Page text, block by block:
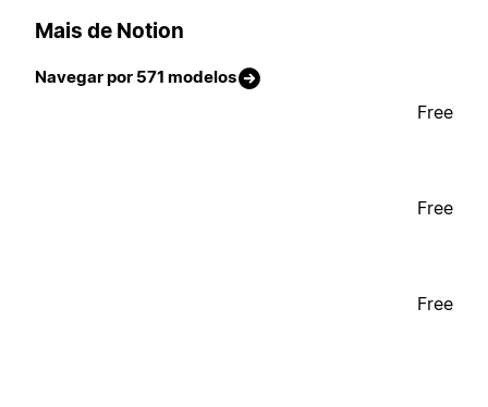
Mais de Notion
Navegar por 571 modelos
Free
Free
Free